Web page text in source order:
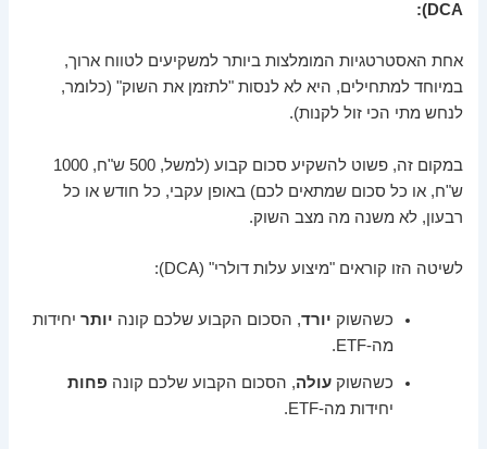
DCA):
אחת האסטרטגיות המומלצות ביותר למשקיעים לטווח ארוך,
במיוחד למתחילים, היא לא לנסות "לתזמן את השוק" (כלומר,
לנחש מתי הכי זול לקנות).
במקום זה, פשוט להשקיע סכום קבוע (למשל, 500 ש"ח, 1000
ש"ח, או כל סכום שמתאים לכם) באופן עקבי, כל חודש או כל
רבעון, לא משנה מה מצב השוק.
לשיטה הזו קוראים "מיצוע עלות דולרי" (DCA):
כשהשוק יורד, הסכום הקבוע שלכם קונה יותר יחידות
מה-ETF.
כשהשוקעולה, הסכום הקבוע שלכם קונה פחות
יחידות מה-ETF.